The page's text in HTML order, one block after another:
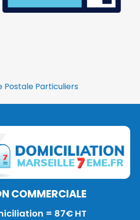
Postale Particuliers
COMMERCIALE
= 87€ HT